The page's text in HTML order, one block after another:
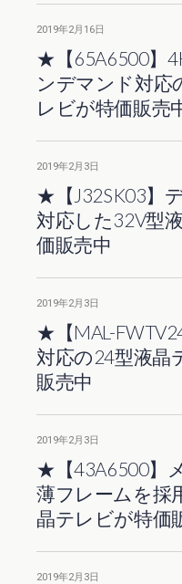
2019年2月16日
★【65A6500】
ンデマンド対応
レビが特価販売
2019年2月3日
★【J32SK03】
対応した32V型
価販売中
2019年2月3日
★【MAL-
対応の24型液晶
販売中
2019年2月3日
★【43A6500】
薄フレームを採
晶テレビが特価
2019年2月3日